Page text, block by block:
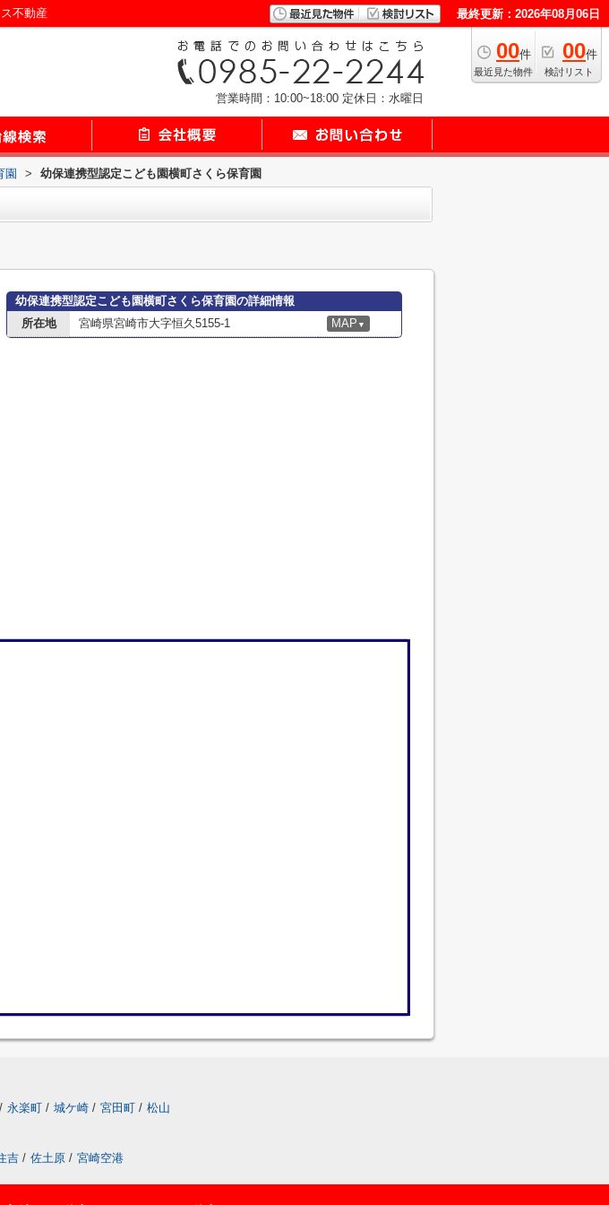
不動産 最終更新：2026年08月06日
00件
最近見た物件
00件
検討リスト
営業時間：10:00~18:00 定休日：水曜日
園 > 幼保連携型認定こども園横町さくら保育園
幼保連携型認定こども園横町さくら保育園の詳細情報
所在地
宮崎県宮崎市大字恒久5155-1 MAP ▼
/ 永楽町 / 城ケ崎 / 宮田町 / 松山
吉 / 佐土原 / 宮崎空港